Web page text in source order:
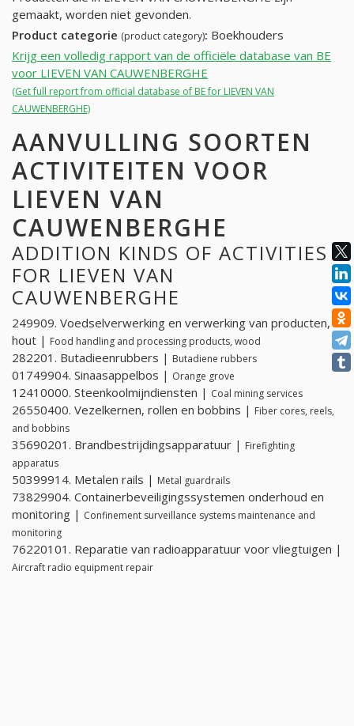
gemaakt, worden niet gevonden.
Product categorie (product category): Boekhouders
Krijg een volledig rapport van de officiële database van BE
voor LIEVEN VAN CAUWENBERGHE
(Get full report from official database of BE for LIEVEN VAN
CAUWENBERGHE)
AANVULLING SOORTEN
ACTIVITEITEN VOOR
LIEVEN VAN
CAUWENBERGHE
ADDITION KINDS OF ACTIVITIES
FOR LIEVEN VAN
CAUWENBERGHE
249909. Voedselverwerking en verwerking van producten,
hout | Food handling and processing products, wood
282201. Butadieenrubbers | Butadiene rubbers
01749904. Sinaasappelbos | Orange grove
12410000. Steenkoolmijndiensten | Coal mining services
26550400. Vezelkernen, rollen en bobbins | Fiber cores, reels,
and bobbins
35690201. Brandbestrijdingsapparatuur | Firefighting
apparatus
50399914. Metalen rails | Metal guardrails
73829904. Containerbeveiligingssystemen onderhoud en
monitoring | Confinement surveillance systems maintenance and
monitoring
76220101. Reparatie van radioapparatuur voor vliegtuigen |
Aircraft radio equipment repair